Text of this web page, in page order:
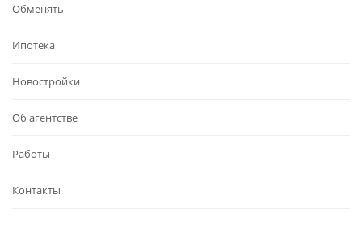
Обменять
Ипотека
Новостройки
Об агентстве
Работы
Контакты